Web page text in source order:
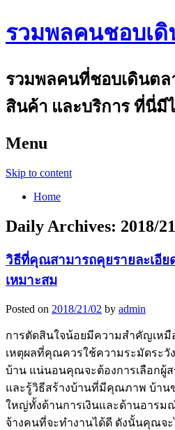
รวมพลคนชอบเ
รวมพลคนที่ชอบเดินตล
สินค้า และบริการ ที่นี่มี
Menu
Skip to content
Home
Daily Archives: 2018/
วิธีที่คุณสามารถคุยรายละเอีย
เหมาะสม
Posted on 2018/21/02 by admin
การตัดสินใจน้อยมีความสำคัญเหมื
เหตุผลที่คุณควรใช้ความระมัดระวั
บ้าน แน่นอนคุณจะต้องการเลือกผู้ส
และรู้วิธีสร้างบ้านที่มีคุณภาพ บ้า
ใหญ่ทั้งด้านการเงินและด้านอารม
จ้างคนที่จะทำงานได้ดี ดังนั้นคุณจะ